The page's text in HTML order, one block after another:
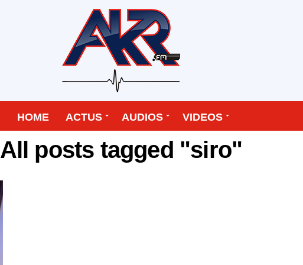
HOME ACTUS AUDIOS VIDEOS
All posts tagged "siro"